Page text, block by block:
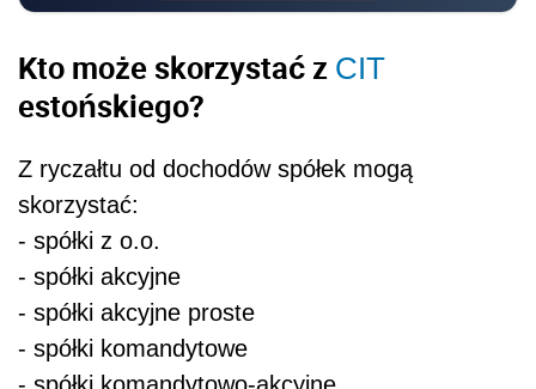
Kto może skorzystać z CIT
estońskiego?
Z ryczałtu od dochodów spółek mogą
skorzystać:
- spółki z o.o.
- spółki akcyjne
- spółki akcyjne proste
- spółki komandytowe